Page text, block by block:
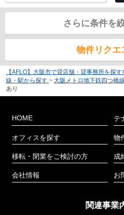
さらに条件を
物件リクエ
【AFLO】大阪市で貸店舗・貸事務所を探
線・駅から探す > 大阪メトロ地下鉄四つ橋線
あり
HOME
オフィスを探す
移転・閉業をご検討の方
会社情報
テ
物
成
お
関連事業